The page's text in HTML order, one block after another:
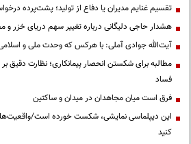
تقسیم غنایم مدیران یا دفاع از تولید؛ پشت‌پرده
هشدار حاجی دلیگانی درباره تغییر سهم دریای خزر و
آیت‌الله جوادی آملی: با هرکس که وحدت ملی و اسلامی
مطالبه برای شکستن انحصار پیمانکاری؛ نظارت دقیق بر
فساد
فرق است میان مجاهدان در میدان و ساکتین
این دیپلماسی نمایشی، شکست خورده است/واقعیت‌ها
کنید